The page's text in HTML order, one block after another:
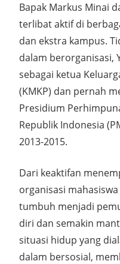
Bapak Markus Minai
terlibat aktif di
dan ekstra kampus.
dalam berorganisasi,
sebagai ketua
(KMKP) dan pernah
Presidium
Republik Indonesia
2013-2015.
Dari keaktifan
organisasi
tumbuh menjadi
diri dan semakin
situasi hidup yang
dalam bersosial,